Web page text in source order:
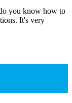
you know how to
It's very